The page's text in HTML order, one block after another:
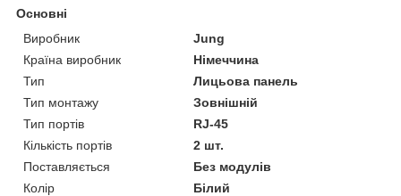
Основні
Виробник
Jung
Країна виробник
Німеччина
Тип
Лицьова панель
Тип монтажу
Зовнішній
Тип портів
RJ-45
Кількість портів
2 шт.
Поставляється
Без модулів
Колір
Білий